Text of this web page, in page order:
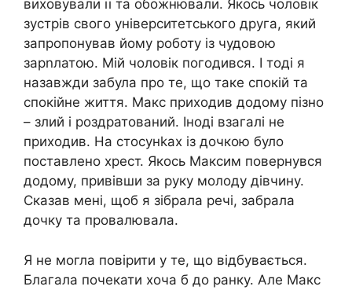
виховували її та обожнювали. Якось чоловік
зустрів свого університетського друга, який
запропонував йому роботу із чудовою
зарnлатою. Мій чоловік погодився. І тоді я
назавжди забула про те, що таке спокій та
спокійне життя. Макс приходив додому пізно
– злий і роздратований. Іноді взагалі не
приходив. На стосунkах із дочкою було
поставлено хрест. Якось Максим повернувся
додому, привівши за руку молоду дівчину.
Сказав мені, щоб я зібрала речі, забрала
дочку та провалювала.
Я не могла повірити у те, що відбувається.
Благала почекати хоча б до ранку. Але Макс